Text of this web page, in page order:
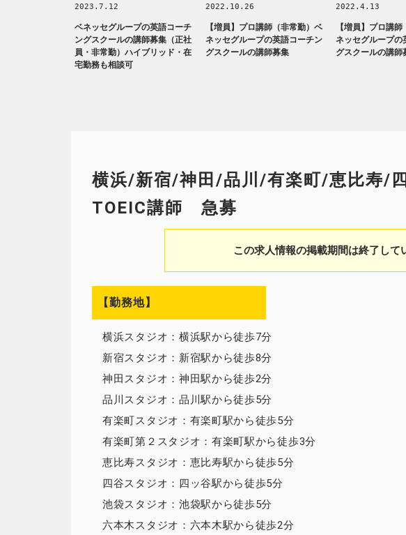
2023.7.12
ベネッセグループの英語コーチ
ングスクールの講師募集（正社
員・非常勤）ハイブリッド・在
宅勤務も相談可
2022.10.26
【増員】プロ講師（非常勤）ベ
ネッセグループの英語コーチン
グスクールの講師募集
2022.4.13
【増員】プロ講
ネッセグループの
グスクールの講師
横浜/新宿/神田/品川/有楽町/恵比寿/
TOEIC講師 急募
この求人情報の掲載期間は終了して
【勤務地】
横浜スタジオ：横浜駅から徒歩7分
新宿スタジオ：新宿駅から徒歩8分
神田スタジオ：神田駅から徒歩2分
品川スタジオ：品川駅から徒歩5分
有楽町スタジオ：有楽町駅から徒歩5分
有楽町第２スタジオ：有楽町駅から徒歩3分
恵比寿スタジオ：恵比寿駅から徒歩5分
四谷スタジオ：四ッ谷駅から徒歩5分
池袋スタジオ：池袋駅から徒歩5分
六本木スタジオ：六本木駅から徒歩2分